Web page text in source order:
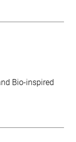
Bio-inspired